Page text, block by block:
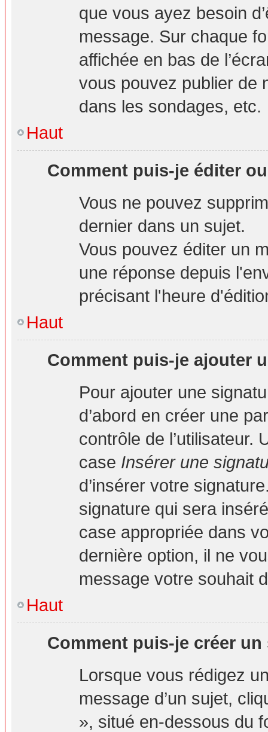
que vous ayez besoin
message. Sur chaque
affichée en bas de
vous pouvez publier de
dans les sondages, etc.
Haut
Comment puis-je éditer
Vous ne pouvez
dernier dans un sujet.
Vous pouvez éditer un
une réponse depuis
précisant l'heure
Haut
Comment puis-je ajouter
Pour ajouter une
d’abord en créer une
contrôle de l’utilisateur.
case Insérer une
d’insérer votre
signature qui sera
case appropriée dans
dernière option, il ne
message votre souhait
Haut
Comment puis-je créer un
Lorsque vous rédigez
message d’un sujet,
», situé en-dessous du